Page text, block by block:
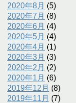
2020年8月 (5)
2020年7月 (8)
2020年6月 (4)
2020年5月 (4)
2020年4月 (1)
2020年3月 (3)
2020年2月 (2)
2020年1月 (6)
2019年12月 (8)
2019年11月 (7)